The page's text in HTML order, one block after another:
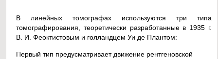
В линейных томографах используются три типа
томографирования, теоретически разработанные в 1935 г.
В. И. Феоктистовым и голландцем Уи де Плантом:
Первый тип предусматривает движение рентгеновской